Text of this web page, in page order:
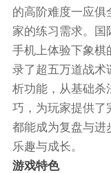
的高阶难度一应俱
家的练习需求。国
手机上体验下象棋
录了超五万道战术
析功能，从基础杀
巧，为玩家提供了
都能成为复盘与进
乐趣与成长。
游戏特色